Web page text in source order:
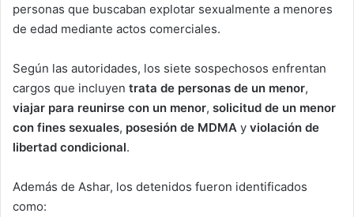
personas que buscaban explotar sexualmente a menores
de edad mediante actos comerciales.
Según las autoridades, los siete sospechosos enfrentan
cargos que incluyen trata de personas de un menor,
viajar para reunirse con un menor, solicitud de un menor
con fines sexuales, posesión de MDMA y violación de
libertad condicional.
Además de Ashar, los detenidos fueron identificados
como: